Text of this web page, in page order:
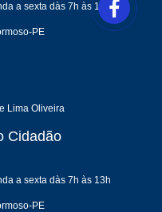
a sexta dàs 7h às 13h
PE
Lima Oliveira
Cidadão
a sexta dàs 7h às 13h
PE